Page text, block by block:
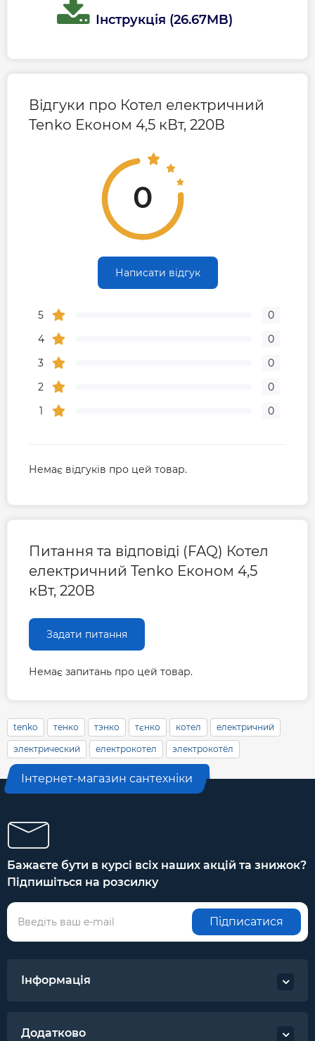
Інструкція (26.67MB)
Відгуки про Котел електричний
Tenko Економ 4,5 кВт, 220В
0
Написати відгук
5
0
4
0
3
0
2
0
1
0
Немає відгуків про цей товар.
Питання та відповіді (FAQ) Котел
електричний Tenko Економ 4,5
кВт, 220В
Задати питання
Немає запитань про цей товар.
tenko тенко тэнко тєнко котел електричний
электрический електрокотел электрокотёл
Інтернет-магазин сантехніки
Бажаєте бути в курсі всіх наших акцій та знижок?
Підпишіться на розсилку
Підписатися
Інформація
Додатково